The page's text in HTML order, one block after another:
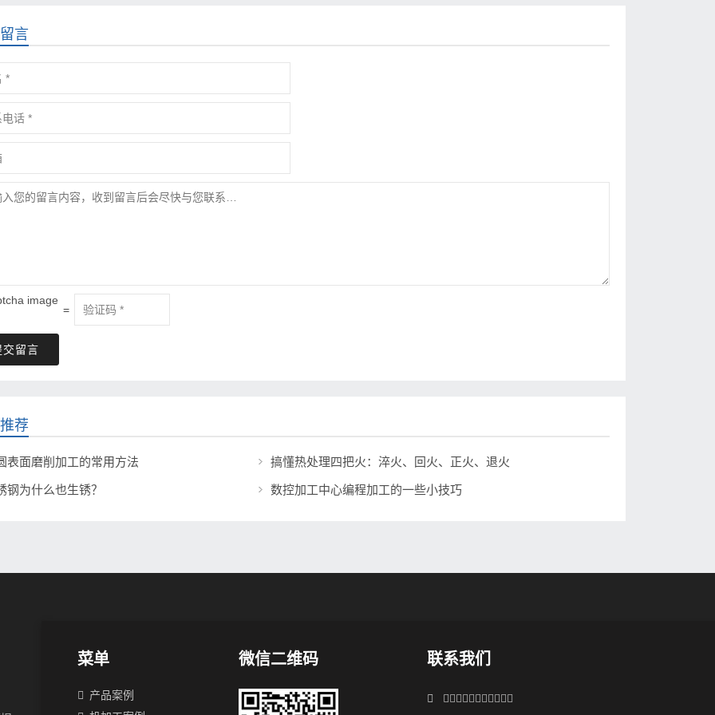
言
=
交留言
荐
表面磨削加工的常用方法 搞懂热处理四把火：淬火、回火、正火、退火
钢为什么也生锈？ 数控加工中心编程加工的一些小技巧
菜单
产品案例
微信二维码 联系我们
